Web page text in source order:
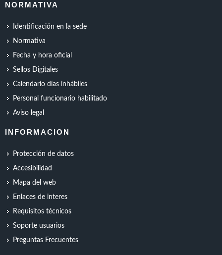
NORMATIVA
Identificación en la sede
Normativa
Fecha y hora oficial
Sellos Digitales
Calendario días inhábiles
Personal funcionario habilitado
Aviso legal
INFORMACION
Protección de datos
Accesibilidad
Mapa del web
Enlaces de interes
Requisitos técnicos
Soporte usuarios
Preguntas Frecuentes